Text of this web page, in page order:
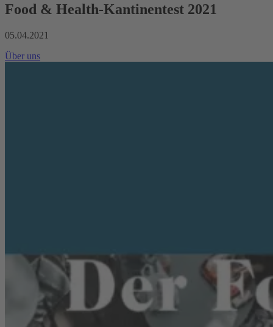
Food & Health-Kantinentest 2021
05.04.2021
Über uns